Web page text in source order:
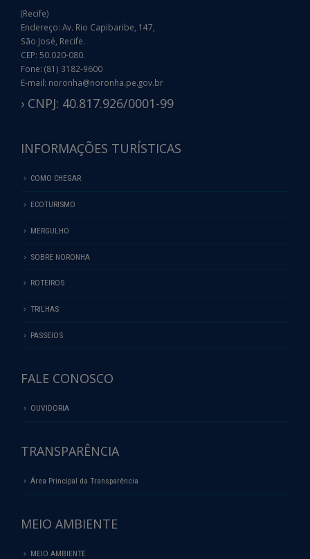
(Recife)
Endereço: Av. Rio Capibaribe, 147,
São José, Recife.
CEP: 50.020-080.
Fone: (81) 3182-9600
E-mail: noronha@noronha.pe.gov.br
› CNPJ: 40.817.926/0001-99
INFORMAÇÕES TURÍSTICAS
COMO CHEGAR
ECOTURISMO
MERGULHO
SOBRE NORONHA
ROTEIROS
TRILHAS
PASSEIOS
FALE CONOSCO
OUVIDORIA
TRANSPARÊNCIA
Área Principal da Transparência
MEIO AMBIENTE
MEIO AMBIENTE